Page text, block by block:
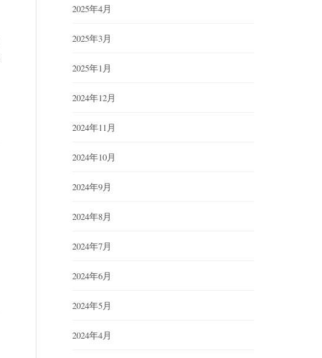
2025年4月
2025年3月
2025年1月
2024年12月
2024年11月
2024年10月
2024年9月
2024年8月
2024年7月
2024年6月
2024年5月
2024年4月